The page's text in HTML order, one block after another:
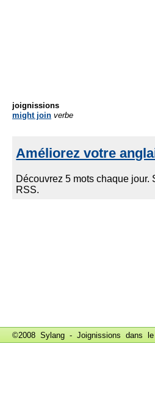
joignissions
might join verbe
©2008 Sylang - Joignissions dans le